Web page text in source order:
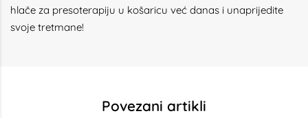
hlače za presoterapiju u košaricu već danas i unaprijedite
svoje tretmane!
Povezani artikli